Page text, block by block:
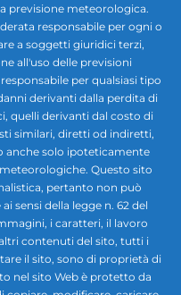
previsione meteorologica.
responsabile per ogni o
a soggetti giuridici terzi,
all'uso delle previsioni
per qualsiasi tipo
derivanti dalla perdita di
quelli derivanti dal costo di
similari, diretti od indiretti,
anche solo ipoteticamente
Questo sito
pertanto non può
sensi della legge n. 62 del
i caratteri, il lavoro
contenuti del sito, tutti i
il sito, sono di proprietà di
nel sito Web è protetto da